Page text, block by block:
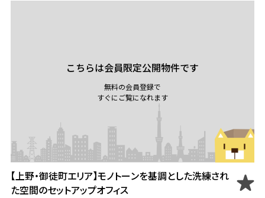
こちらは会員限定公開物件です
無料の会員登録で
すぐにご覧になれます
【上野・御徒町エリア】モノトーンを基調とした洗練され
た空間のセットアップオフィス